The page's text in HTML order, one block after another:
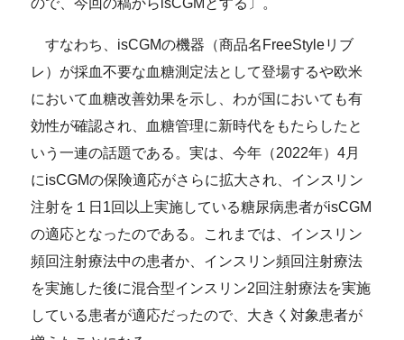
ので、今回の稿からisCGMとする〕。
すなわち、isCGMの機器（商品名FreeStyleリブ
レ）が採血不要な血糖測定法として登場するや欧米
において血糖改善効果を示し、わが国においても有
効性が確認され、血糖管理に新時代をもたらしたと
いう一連の話題である。実は、今年（2022年）4月
にisCGMの保険適応がさらに拡大され、インスリン
注射を１日1回以上実施している糖尿病患者がisCGM
の適応となったのである。これまでは、インスリン
頻回注射療法中の患者か、インスリン頻回注射療法
を実施した後に混合型インスリン2回注射療法を実施
している患者が適応だったので、大きく対象患者が